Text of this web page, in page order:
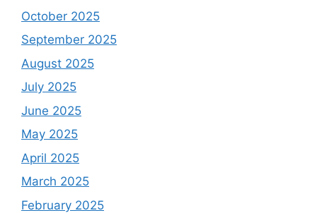
October 2025
September 2025
August 2025
July 2025
June 2025
May 2025
April 2025
March 2025
February 2025